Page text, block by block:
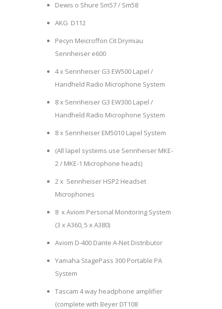
Dewis o Shure Sm57 / Sm58
AKG D112
Pecyn Meicroffon Cit Drymiau
Sennheiser e600
4 x Sennheiser G3 EW500 Lapel /
Handheld Radio Microphone System
8 x Sennheiser G3 EW300 Lapel /
Handheld Radio Microphone System
8 x Sennheiser EM5010 Lapel System
(All lapel systems use Sennheiser MKE-
2 / MKE-1 Microphone heads)
2 x Sennheiser HSP2 Headset
Microphones
8 x Aviom Personal Monitoring System
(3 x A360, 5 x A380)
Aviom D-400 Dante A-Net Distributor
Yamaha StagePass 300 Portable PA
System
Tascam 4 way headphone amplifier
(complete with Beyer DT108